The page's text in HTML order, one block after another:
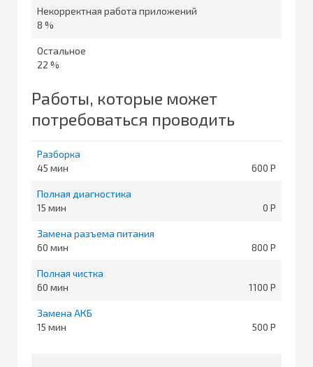
Некорректная работа приложений
8 %
Остальное
22 %
Работы, которые может
потребоваться проводить
Разборка
45
600
Полная диагностика
15
0
Замена разъема питания
60
800
Полная чистка
60
1100
Замена АКБ
15
500